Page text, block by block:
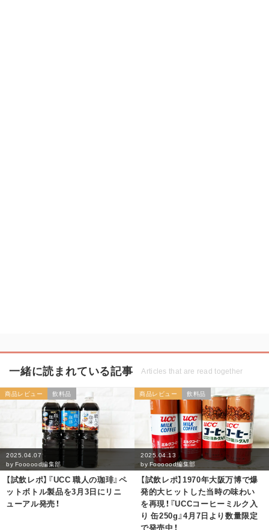
一緒に読まれている記事 Articles that are read together
商品レビュー 飲料品
2025.04.07
by Foooood編集部
【試飲レポ】『UCC 職人の珈琲』ペ
ットボトル製品を3月3日にリニ
ューアル発売！
商品レビュー 飲料品
2025.04.13
by Foooood編集部
【試飲レポ】1970年大阪万博で爆
発的大ヒットした当時の味わい
を再現！『UCCコーヒーミルク入
り 缶250g』4月7日より数量限定
で発売中！